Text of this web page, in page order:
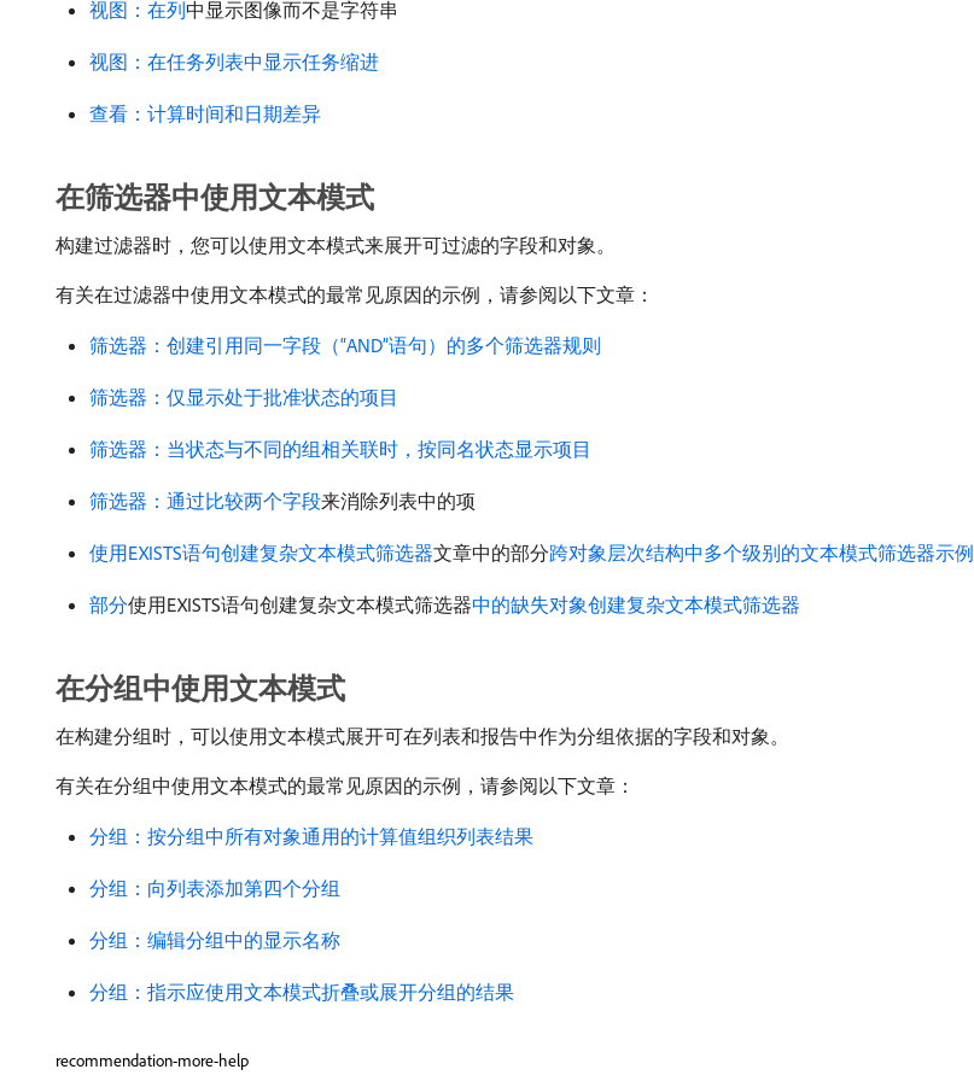
视图：在列中显示图像而不是字符串
视图：在任务列表中显示任务缩进
查看：计算时间和日期差异
在筛选器中使用文本模式
构建过滤器时，您可以使用文本模式来展开可过滤的字段和对象。
有关在过滤器中使用文本模式的最常见原因的示例，请参阅以下文章：
筛选器：创建引用同一字段（“AND”语句）的多个筛选器规则
筛选器：仅显示处于批准状态的项目
筛选器：当状态与不同的组相关联时，按同名状态显示项目
筛选器：通过比较两个字段来消除列表中的项
使用EXISTS语句创建复杂文本模式筛选器文章中的部分跨对象层次结构中多个级别的文本模式筛选器示例
部分使用EXISTS语句创建复杂文本模式筛选器中的缺失对象创建复杂文本模式筛选器
在分组中使用文本模式
在构建分组时，可以使用文本模式展开可在列表和报告中作为分组依据的字段和对象。
有关在分组中使用文本模式的最常见原因的示例，请参阅以下文章：
分组：按分组中所有对象通用的计算值组织列表结果
分组：向列表添加第四个分组
分组：编辑分组中的显示名称
分组：指示应使用文本模式折叠或展开分组的结果
recommendation-more-help